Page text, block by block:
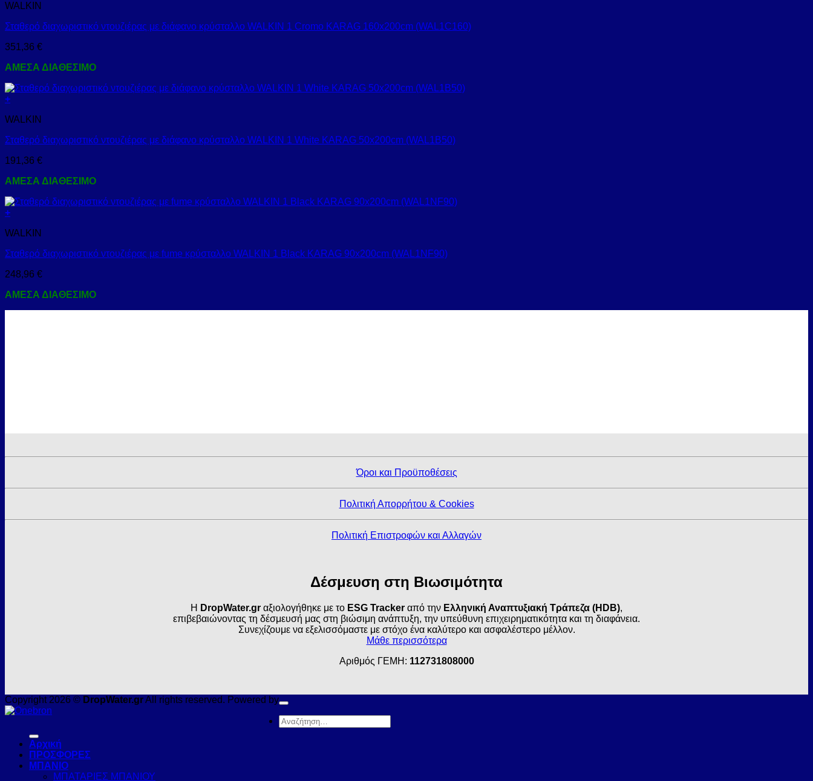
WALKIN
Σταθερό διαχωριστικό ντουζιέρας με διάφανο κρύσταλλο WALKIN 1 Cromo KARAG 160x200cm (WAL1C160)
351,36 €
ΑΜΕΣΑ ΔΙΑΘΕΣΙΜΟ
+
WALKIN
Σταθερό διαχωριστικό ντουζιέρας με διάφανο κρύσταλλο WALKIN 1 White KARAG 50x200cm (WAL1B50)
191,36 €
ΑΜΕΣΑ ΔΙΑΘΕΣΙΜΟ
+
WALKIN
Σταθερό διαχωριστικό ντουζιέρας με fume κρύσταλλο WALKIN 1 Black KARAG 90x200cm (WAL1NF90)
248,96 €
ΑΜΕΣΑ ΔΙΑΘΕΣΙΜΟ
Όροι και Προϋποθέσεις
Πολιτική Απορρήτου & Cookies
Πολιτική Επιστροφών και Αλλαγών
Δέσμευση στη Βιωσιμότητα
Η DropWater.gr αξιολογήθηκε με το ESG Tracker από την Ελληνική Αναπτυξιακή Τράπεζα (HDB),
επιβεβαιώνοντας τη δέσμευσή μας στη βιώσιμη ανάπτυξη, την υπεύθυνη επιχειρηματικότητα και τη διαφάνεια.
Συνεχίζουμε να εξελισσόμαστε με στόχο ένα καλύτερο και ασφαλέστερο μέλλον.
Μάθε περισσότερα
Αριθμός ΓΕΜΗ: 112731808000
Copyright 2026 © DropWater.grAll rights reserved. Powered by
Αναζήτηση
για:
Αρχική
ΠΡΟΣΦΟΡΕΣ
ΜΠΑΝΙΟ
ΜΠΑΤΑΡΙΕΣ ΜΠΑΝΙΟΥ